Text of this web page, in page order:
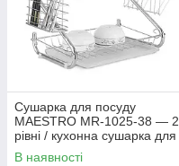
Сушарка для посуду
MAESTRO MR-1025-38 — 2
рівні / кухонна сушарка для
посуду Маестро
В наявності